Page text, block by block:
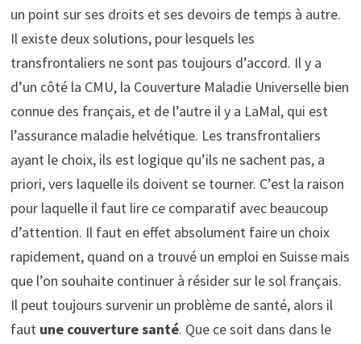
un point sur ses droits et ses devoirs de temps à autre.
Il existe deux solutions, pour lesquels les
transfrontaliers ne sont pas toujours d’accord. Il y a
d’un côté la CMU, la Couverture Maladie Universelle bien
connue des français, et de l’autre il y a LaMal, qui est
l’assurance maladie helvétique. Les transfrontaliers
ayant le choix, ils est logique qu’ils ne sachent pas, a
priori, vers laquelle ils doivent se tourner. C’est la raison
pour laquelle il faut lire ce comparatif avec beaucoup
d’attention. Il faut en effet absolument faire un choix
rapidement, quand on a trouvé un emploi en Suisse mais
que l’on souhaite continuer à résider sur le sol français.
Il peut toujours survenir un problème de santé, alors il
faut une couverture santé. Que ce soit dans dans le